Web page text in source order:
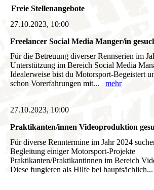
Freie Stellenangebote
27.10.2023, 10:00
Freelancer Social Media Manger/in
Für die Betreuung diverser Rennserien im
Unterstützung im Bereich Social Media
Idealerweise bist du Motorsport-Begeistert
schon Vorerfahrungen mit... mehr
27.10.2023, 10:00
Praktikanten/innen Videoproduktion
Für diverse Renntermine im Jahr 2024
Begleitung einiger Motorsport-Projekte
Praktikanten/Praktikantinnen im Bereich
Diese fungieren als Hilfe bei